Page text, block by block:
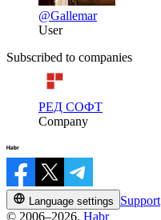
@Gallemar
User
Subscribed to companies
РЕД СОФТ
Company
Language settings
Support
© 2006–2026, Habr